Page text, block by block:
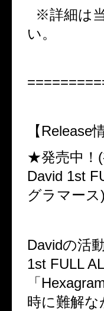
※詳細は
い。
【Release
★発売中！(
David 1st
グラマース)
Davidの活
1st FULL
「
時に難解